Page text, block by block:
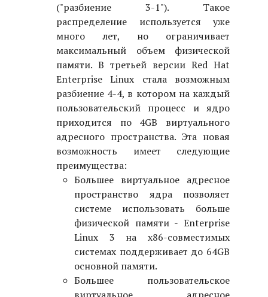
("разбиение 3-1"). Такое
распределение используется уже
много лет, но ограничивает
максимальный объем физической
памяти. В третьей версии Red Hat
Enterprise Linux стала возможным
разбиение 4-4, в котором на каждый
пользовательский процесс и ядро
приходится по 4GB виртуального
адресного пространства. Эта новая
возможность имеет следующие
преимущества:
Большее виртуальное адресное
пространство ядра позволяет
системе использовать больше
физической памяти - Enterprise
Linux 3 на x86-совместимых
системах поддерживает до 64GB
основной памяти.
Большее пользовательское